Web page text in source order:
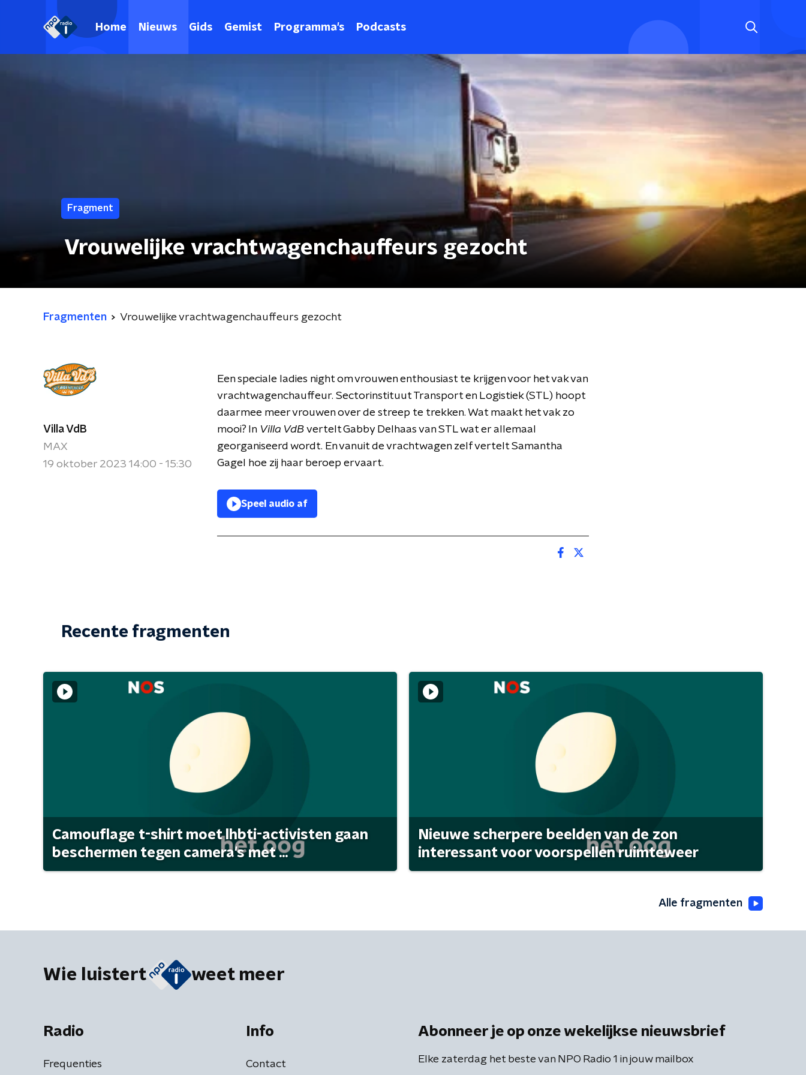
Home Nieuws Gids Gemist Programma's Podcasts
Fragment
Vrouwelijke vrachtwagenchauffeurs gezocht
Fragmenten Vrouwelijke vrachtwagenchauffeurs gezocht
Villa VdB
MAX
19 oktober 2023 14:00 - 15:30
Een speciale ladies night om vrouwen enthousiast te krijgen voor het vak van
vrachtwagenchauffeur. Sectorinstituut Transport en Logistiek (STL) hoopt
daarmee meer vrouwen over de streep te trekken. Wat maakt het vak zo
mooi? In Villa VdB vertelt Gabby Delhaas van STL wat er allemaal
georganiseerd wordt. En vanuit de vrachtwagen zelf vertelt Samantha
Gagel hoe zij haar beroep ervaart.
Speel audio af
Recente fragmenten
Camouflage t-shirt moet lhbti-activisten gaan
beschermen tegen camera's met ...
Nieuwe scherpere beelden van de zon
interessant voor voorspellen ruimteweer
Alle fragmenten
Wie luistert weet meer
Radio
Frequenties
Info
Contact
Abonneer je op onze wekelijkse nieuwsbrief
Elke zaterdag het beste van NPO Radio 1 in jouw mailbox